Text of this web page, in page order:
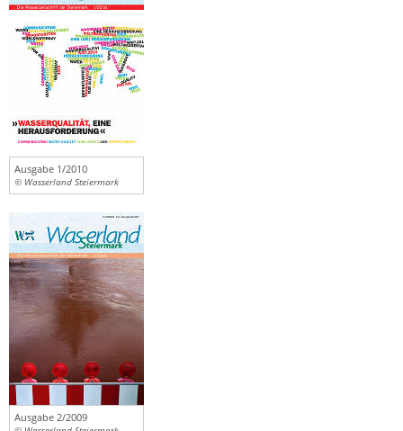
Ausgabe 1/2010
© Wasserland Steiermark
Ausgabe 2/2009